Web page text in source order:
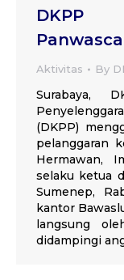
DKPP
Aktivitas By
Surabaya,
(DKPP)
pelanggaran
Hermawan,
selaku ketua
Sumenep,
kantor
langsung
didampingi